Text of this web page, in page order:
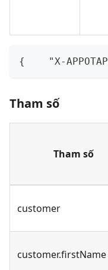
{    "X-
Tham số
Tham số
customer
customer.firstName